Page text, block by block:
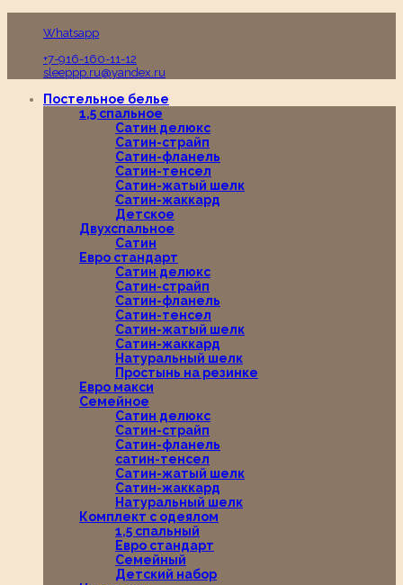
Whatsapp
+7-916-160-11-12
sleeppp.ru@yandex.ru
Постельное белье
1,5 спальное
Сатин делюкс
Сатин-страйп
Сатин-фланель
Сатин-тенсел
Сатин-жатый шелк
Сатин-жаккард
Детское
Двухспальное
Сатин
Евро стандарт
Сатин делюкс
Сатин-страйп
Сатин-фланель
Сатин-тенсел
Сатин-жатый шелк
Сатин-жаккард
Натуральный шелк
Простынь на резинке
Евро макси
Семейное
Сатин делюкс
Сатин-страйп
Сатин-фланель
сатин-тенсел
Сатин-жатый шелк
Сатин-жаккард
Натуральный шелк
Комплект с одеялом
1,5 спальный
Евро стандарт
Семейный
Детский набор